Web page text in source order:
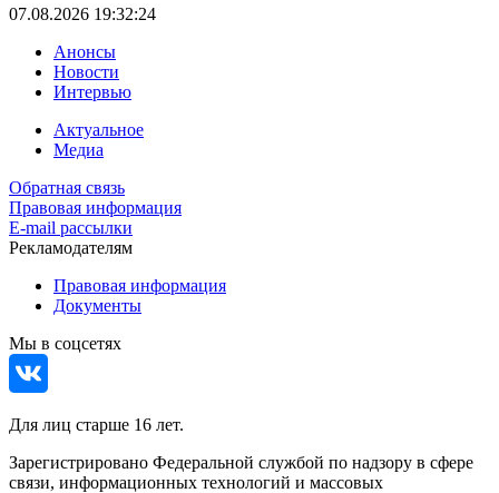
07.08.2026 19:32:24
Анонсы
Новости
Интервью
Актуальное
Медиа
Обратная связь
Правовая информация
E-mail рассылки
Рекламодателям
Правовая информация
Документы
Мы в соцсетях
Для лиц старше 16 лет.
Зарегистрировано Федеральной службой по надзору в сфере
связи, информационных технологий и массовых